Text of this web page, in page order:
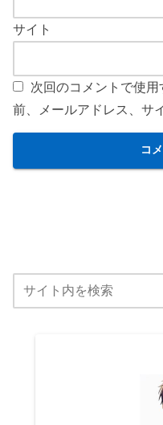
サイト
次回のコメントで使
前、メールアドレス、サ